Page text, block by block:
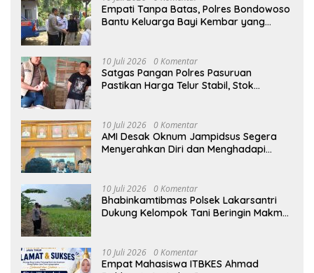
Empati Tanpa Batas, Polres Bondowoso
Bantu Keluarga Bayi Kembar yang
10 Juli 2026 0 Komentar
Satgas Pangan Polres Pasuruan
Pastikan Harga Telur Stabil, Stok
10 Juli 2026 0 Komentar
AMI Desak Oknum Jampidsus Segera
Menyerahkan Diri dan Menghadapi
10 Juli 2026 0 Komentar
Bhabinkamtibmas Polsek Lakarsantri
Dukung Kelompok Tani Beringin Makmur
10 Juli 2026 0 Komentar
Empat Mahasiswa ITBKES Ahmad